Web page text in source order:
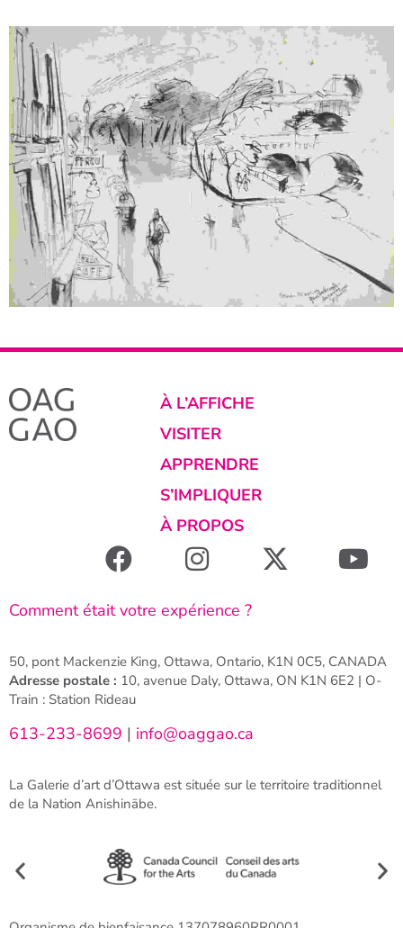
À L’AFFICHE
VISITER
APPRENDRE
S’IMPLIQUER
À PROPOS
Comment était votre expérience ?
50, pont Mackenzie King, Ottawa, Ontario, K1N 0C5, CANADA
Adresse postale : 10, avenue Daly, Ottawa, ON K1N 6E2 | O-
Train : Station Rideau
613-233-8699 | info@oaggao.ca
La Galerie d’art d’Ottawa est située sur le territoire traditionnel
de la Nation Anishinābe.